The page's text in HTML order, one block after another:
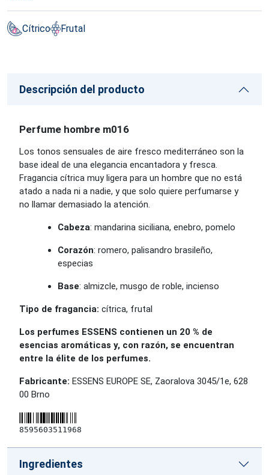
Cítrico Frutal
Descripción del producto
Perfume hombre m016
Los tonos sensuales de aire fresco mediterráneo son la
base ideal de una elegancia encantadora y fresca.
Fragancia cítrica muy ligera para un hombre que no está
atado a nada ni a nadie, y que solo quiere perfumarse y
no llamar demasiado la atención.
Cabeza: mandarina siciliana, enebro, pomelo
Corazón: romero, palisandro brasileño,
especias
Base: almizcle, musgo de roble, incienso
Tipo de fragancia: cítrica, frutal
Los perfumes ESSENS contienen un 20 % de
esencias aromáticas y, con razón, se encuentran
entre la élite de los perfumes.
Fabricante: ESSENS EUROPE SE, Zaoralova 3045/1e, 628
00 Brno
8595603511968
Ingredientes